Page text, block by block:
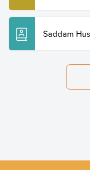
Saddam